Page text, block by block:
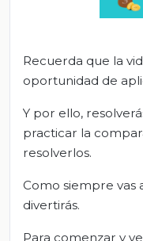
Recuerda que la
oportunidad de
Y por ello,
practicar la
resolverlos.
Como siempre vas
divertirás.
Para comenzar y